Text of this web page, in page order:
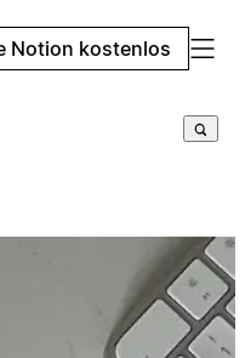
Notion kostenlos